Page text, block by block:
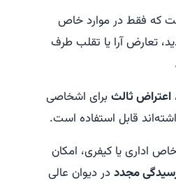
که فقط در موارد خاص
تعارض آرا یا تقلب طرف
اعتراض ثالثبرای اشخاصی
قابل استفاده است.
اداری یا کیفری، امکان
مجدددر دیوان عالی